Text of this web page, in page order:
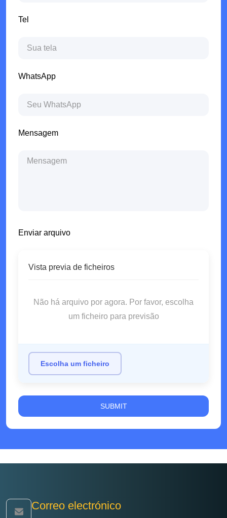
Tel
WhatsApp
Mensagem
Enviar arquivo
Vista previa de ficheiros
Não há arquivo por agora. Por favor, escolha
um ficheiro para previsão
Escolha um ficheiro
Correo electrónico